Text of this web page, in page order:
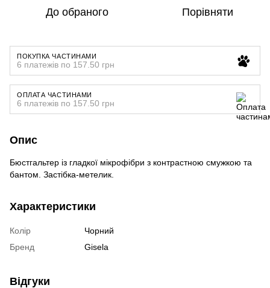
До обраного Порівняти
ПОКУПКА ЧАСТИНАМИ
6 платежів по 157.50 грн
ОПЛАТА ЧАСТИНАМИ
6 платежів по 157.50 грн
Опис
Бюстгальтер із гладкої мікрофібри з контрастною смужкою та
бантом. Застібка-метелик.
Характеристики
Колір
Чорний
Бренд
Gisela
Відгуки